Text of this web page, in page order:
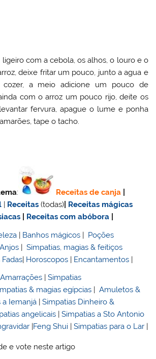
com a cebola, os alhos, o louro e o
deixe fritar um pouco, junto a agua e
cozer, a meio adicione um pouco de
com o arroz um pouco rijo, deite os
fervura, apague o lume e ponha
tape o tacho.
: Receitas de canja
Receitas (todas)
Receitas mágicas
Receitas com abóbora
| Banhos mágicos | Poções
Anjos |Simpatias, magias & feitiços
| Horoscopos | Encantamentos |
Amarrações |Simpatias
& magias egípcias |Amuletos &
a Iemanjá |Simpatias Dinheiro &
angelicais |Simpatias a Sto Antonio
|Feng Shui |Simpatias para o Lar |
e vote neste artigo